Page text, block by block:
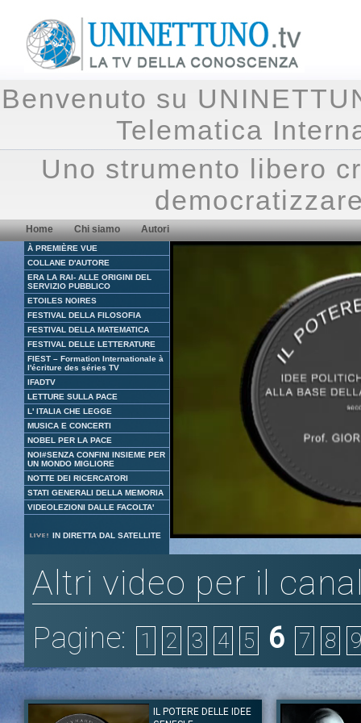
Benvenuto su
Telematica
Uno strumento libero
Home Chi siamo Autori
À PREMIÈRE VUE
COLLANE D'AUTORE
ERA LA RAI- ALLE ORIGINI DEL
SERVIZIO PUBBLICO
ETOILES NOIRES
FESTIVAL DELLA FILOSOFIA
FESTIVAL DELLA MATEMATICA
FESTIVAL DELLE LETTERATURE
FIEST – Formation Internationale à
l'écriture des séries TV
IFADTV
LETTURE SULLA PACE
L' ITALIA CHE LEGGE
MUSICA E CONCERTI
NOBEL PER LA PACE
NOI#SENZA CONFINI INSIEME PER
UN MONDO MIGLIORE
NOTTE DEI RICERCATORI
STATI GENERALI DELLA MEMORIA
VIDEOLEZIONI DALLE FACOLTA'
IN DIRETTA DAL SATELLITE
4.57%
Altri video per il
Pagine: 1 2 3 4 5 6 7 8 9
IL POTERE DELLE IDEE